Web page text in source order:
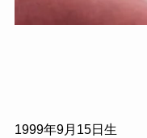
1999年9月 15日生